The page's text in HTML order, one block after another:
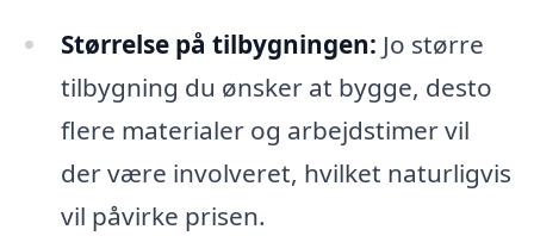
Størrelse på tilbygningen: Jo større
tilbygning du ønsker at bygge, desto
flere materialer og arbejdstimer vil
der være involveret, hvilket naturligvis
vil påvirke prisen.